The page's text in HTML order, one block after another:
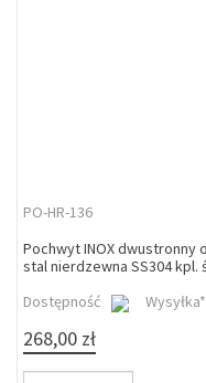
PO-HR-136
Pochwyt INOX dwustronny
stal nierdzewna SS304 kpl.
Dostępność
268,00 zł